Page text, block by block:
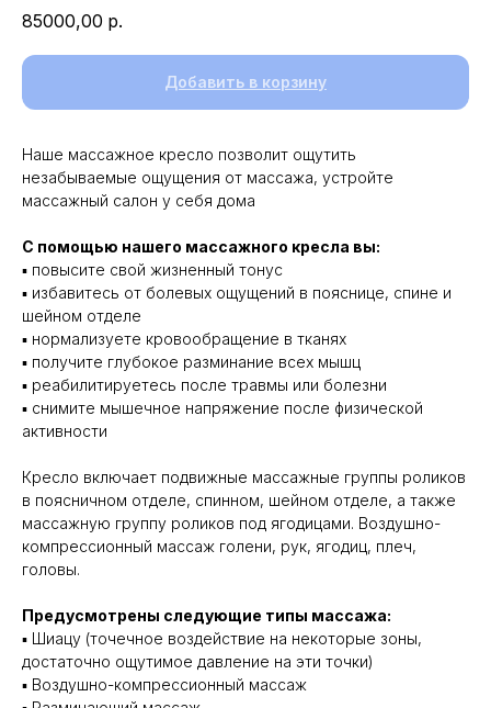
85000,00 р.
Добавить в корзину
Наше массажное кресло позволит ощутить
незабываемые ощущения от массажа, устройте
массажный салон у себя дома
С помощью нашего массажного кресла вы:
▪️ повысите свой жизненный тонус
▪️ избавитесь от болевых ощущений в пояснице, спине и
шейном отделе
▪️ нормализуете кровообращение в тканях
▪️ получите глубокое разминание всех мышц
▪️ реабилитируетесь после травмы или болезни
▪️ снимите мышечное напряжение после физической
активности
Кресло включает подвижные массажные группы роликов
в поясничном отделе, спинном, шейном отделе, а также
массажную группу роликов под ягодицами. Воздушно-
компрессионный массаж голени, рук, ягодиц, плеч,
головы.
Предусмотрены следующие типы массажа:
▪️ Шиацу (точечное воздействие на некоторые зоны,
достаточно ощутимое давление на эти точки)
▪️ Воздушно-компрессионный массаж